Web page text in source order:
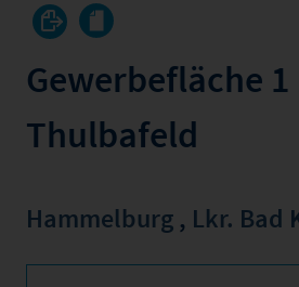
Gewerbefläche 1
Thulbafeld
Hammelburg , Lkr. Bad